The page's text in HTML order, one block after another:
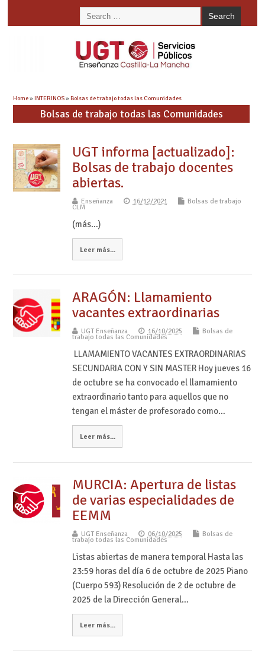
Home»INTERINOS»Bolsas de trabajo todas las Comunidades
Bolsas de trabajo todas las Comunidades
UGT informa [actualizado]:
Bolsas de trabajo docentes
abiertas.
Enseñanza 16/12/2021 Bolsas de trabajo
CLM
(más…)
Leer más...
ARAGÓN: Llamamiento
vacantes extraordinarias
UGT Enseñanza 16/10/2025 Bolsas de
trabajo todas las Comunidades
LLAMAMIENTO VACANTES EXTRAORDINARIAS
SECUNDARIA CON Y SIN MASTER Hoy jueves 16
de octubre se ha convocado el llamamiento
extraordinario tanto para aquellos que no
tengan el máster de profesorado como…
Leer más...
MURCIA: Apertura de listas
de varias especialidades de
EEMM
UGT Enseñanza 06/10/2025 Bolsas de
trabajo todas las Comunidades
Listas abiertas de manera temporal Hasta las
23:59 horas del día 6 de octubre de 2025 Piano
(Cuerpo 593) Resolución de 2 de octubre de
2025 de la Dirección General…
Leer más...